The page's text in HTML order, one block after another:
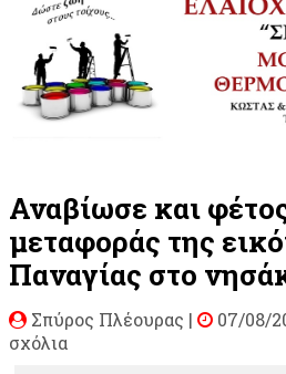
Αναβίωσε και
μεταφοράς της
Παναγίας στο
Σπύρος Πλέουρας | 07/08/
σχόλια